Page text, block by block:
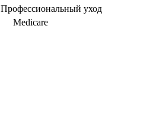
Профессиональный уход
Medicare